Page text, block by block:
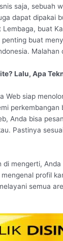
saja, sebuah
dapat dipakai
Lembaga, buat
buat
Malahan
Lalu, Apa
Web siap
perkembangan
Anda bisa
Pastinya
di mengerti,
profil
semua